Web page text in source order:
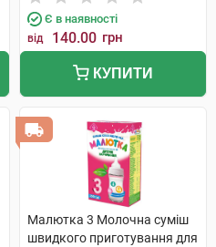
Є в наявності
від 140.00 грн
КУПИТИ
Малютка 3 Молочна суміш
швидкого приготування для